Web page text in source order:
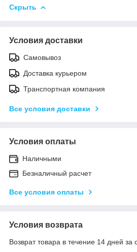
Скрыть
Условия доставки
Самовывоз
Доставка курьером
Транспортная компания
Все условия доставки
Условия оплаты
Наличными
Безналичный расчет
Все условия оплаты
Условия возврата
Возврат товара в течение 14 дней за